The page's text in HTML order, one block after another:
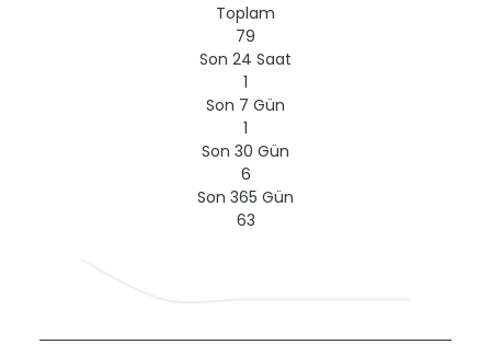
Toplam
79
Son 24 Saat
1
Son 7 Gün
1
Son 30 Gün
6
Son 365 Gün
63